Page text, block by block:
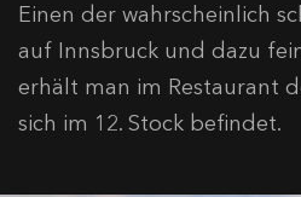
Einen der wahrscheinlich
auf Innsbruck und dazu
erhält man im Restaurant
sich im 12. Stock befindet.